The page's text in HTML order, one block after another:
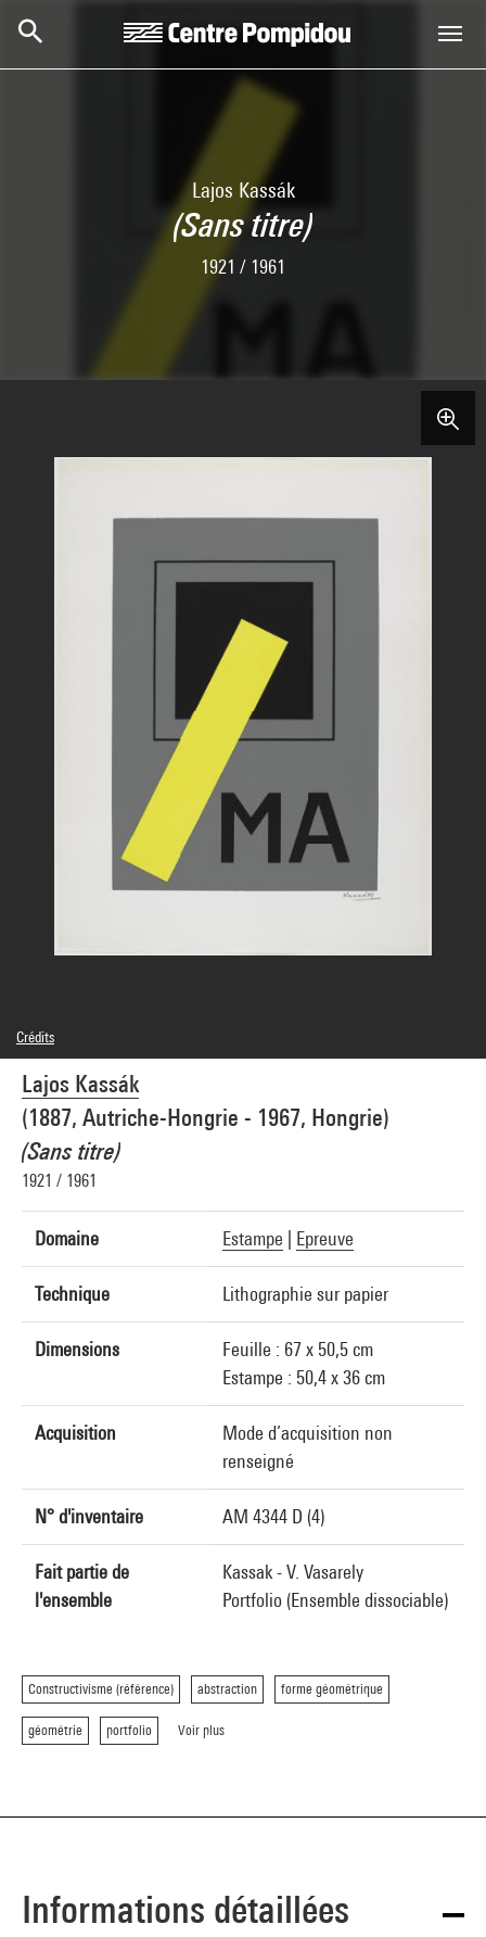
Lajos Kassák
(Sans titre)
1921 / 1961
Lajos Kassák
(1887, Autriche-Hongrie - 1967, Hongrie)
(Sans titre)
1921 / 1961
Domaine Estampe Epreuve
Technique Lithographie sur papier
Dimensions
Feuille : 67 x 50,5 cm
Estampe : 50,4 x 36 cm
Acquisition
Mode d’acquisition non
renseigné
N° d'inventaire AM 4344 D (4)
Fait partie de
l'ensemble
Kassak - V. Vasarely
Portfolio (Ensemble dissociable)
Constructivisme (référence) abstraction forme géométrique
géométrie portfolio Voir plus
Crédits
© Adagp, Paris
Crédit photographique : Centre Pompidou, MNAM-CCI/Philippe Migeat/Dist.
GrandPalaisRmn
Réf. image : 4N89575
Diffusion image :GrandPalaisRmnPhoto
Informations détaillées